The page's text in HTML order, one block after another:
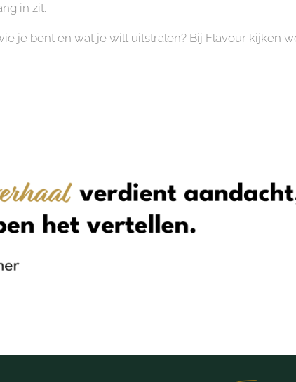
in zit.
je bent en wat je wilt uitstralen? Bij Flavour kijken